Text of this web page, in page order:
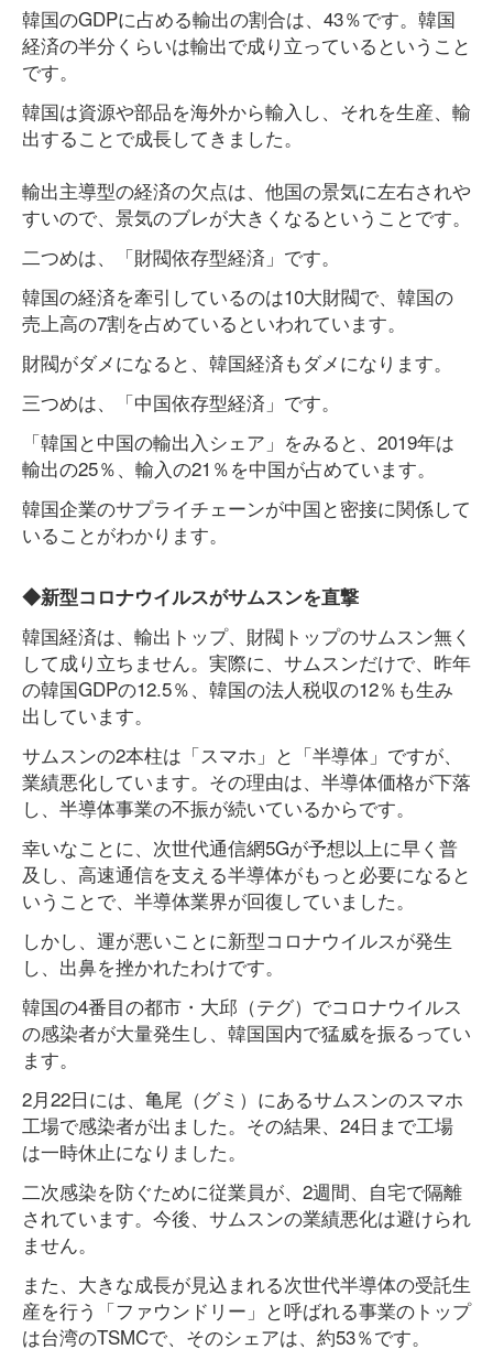
韓国のGDPに占める輸出の割合は、43％です。韓国
経済の半分くらいは輸出で成り立っているということ
です。
韓国は資源や部品を海外から輸入し、それを生産、輸
出することで成長してきました。
輸出主導型の経済の欠点は、他国の景気に左右されや
すいので、景気のブレが大きくなるということです。
二つめは、「財閥依存型経済」です。
韓国の経済を牽引しているのは10大財閥で、韓国の
売上高の7割を占めているといわれています。
財閥がダメになると、韓国経済もダメになります。
三つめは、「中国依存型経済」です。
「韓国と中国の輸出入シェア」をみると、2019年は
輸出の25％、輸入の21％を中国が占めています。
韓国企業のサプライチェーンが中国と密接に関係して
いることがわかります。
◆新型コロナウイルスがサムスンを直撃
韓国経済は、輸出トップ、財閥トップのサムスン無く
して成り立ちません。実際に、サムスンだけで、昨年
の韓国GDPの12.5％、韓国の法人税収の12％も生み
出しています。
サムスンの2本柱は「スマホ」と「半導体」ですが、
業績悪化しています。その理由は、半導体価格が下落
し、半導体事業の不振が続いているからです。
幸いなことに、次世代通信網5Gが予想以上に早く普
及し、高速通信を支える半導体がもっと必要になると
いうことで、半導体業界が回復していました。
しかし、運が悪いことに新型コロナウイルスが発生
し、出鼻を挫かれたわけです。
韓国の4番目の都市・大邱（テグ）でコロナウイルス
の感染者が大量発生し、韓国国内で猛威を振るってい
ます。
2月22日には、亀尾（グミ）にあるサムスンのスマホ
工場で感染者が出ました。その結果、24日まで工場
は一時休止になりました。
二次感染を防ぐために従業員が、2週間、自宅で隔離
されています。今後、サムスンの業績悪化は避けられ
ません。
また、大きな成長が見込まれる次世代半導体の受託生
産を行う「ファウンドリー」と呼ばれる事業のトップ
は台湾のTSMCで、そのシェアは、約53％です。